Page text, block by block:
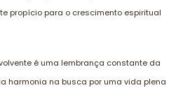
propício para o crescimento espiritual
é uma lembrança constante da
harmonia na busca por uma vida plena